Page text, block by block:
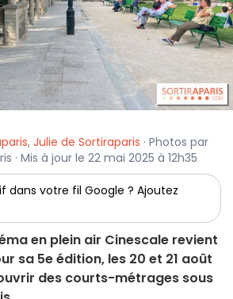
, Julie de Sortiraparis · Photos par
· Mis à jour le 22 mai 2025 à 12h35
dans votre fil Google ? Ajoutez
en plein air Cinescale revient
sa 5e édition, les 20 et 21 août
des courts-métrages sous